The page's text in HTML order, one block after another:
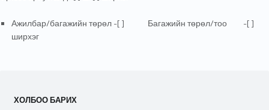
Ажилбар/багажийн төрөл -[ ] Багажийн төрөл/тоо -[ ]
ширхэг
ХОЛБОО БАРИХ